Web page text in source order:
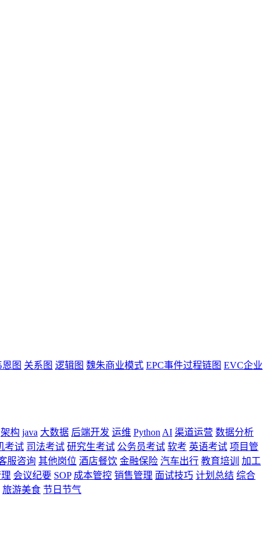
恩图 关系图 逻辑图 魏朱商业模式 EPC事件过程链图 EVC企业
架构 java 大数据 后端开发 运维 Python AI 渠道运营 数据分析
考试 司法考试 研究生考试 公务员考试 软考 英语考试 项目管
服咨询 其他岗位 酒店餐饮 金融保险 汽车出行 教育培训
加工
会议纪要 SOP 成本管控 销售管理 面试技巧 计划总结 综合
旅游美食 节日节气